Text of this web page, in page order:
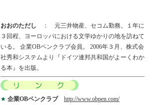
おおのただし ： 元三井物産、セコム勤務。１年に
３回程、ヨーロッパにおける文学ゆかりの地を訪ねて
いる。 企業OBペンクラブ会員。 2006年３月、株式会
社秀和システムより『ドイツ連邦共和国がよーくわか
る本』を出版。
★ 企業OBペンクラブ
http://www.obpen.com/